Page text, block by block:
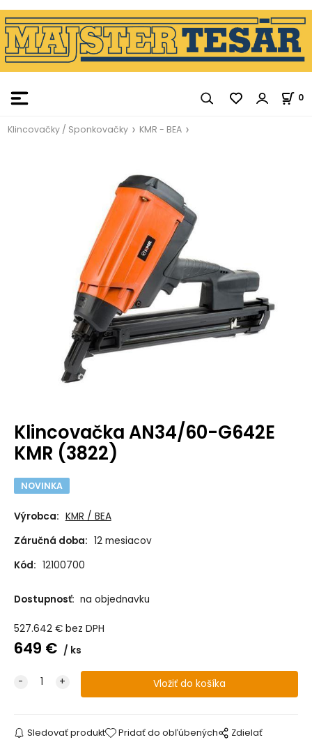
0
Klincovačky / Sponkovačky KMR - BEA
Klincovačka AN34/60-G642E
KMR (3822)
NOVINKA
Výrobca: KMR / BEA
Záručná doba: 12 mesiacov
Kód: 12100700
Dostupnosť: na objednavku
527.642€ bez DPH
649 € ks
Sledovať produkt Pridať do obľúbených Zdielať